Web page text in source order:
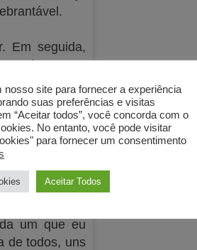
Em seguida,
e lotaram a
tiveram tanto
lateral do
show da
um que eu
de todos, uns
site para fornecer a experiência
suas preferências e visitas
“Aceitar todos”, você concorda com o
No entanto, você pode visitar
para fornecer um consentimento
Aceitar Todos